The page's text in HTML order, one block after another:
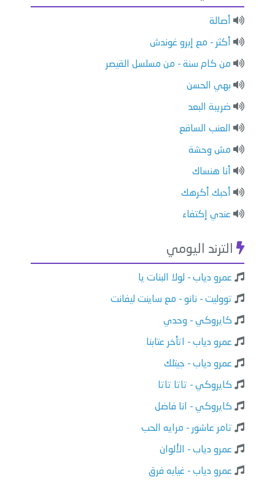
أصالة
أكثر - مع إبرو غوندش
من كام سنة - من مسلسل القيصر
بهي الحسن
ضريبة البعد
العنب الساقع
مش وحشة
أنا هنساك
أحبك أكرهك
عندي إكتفاء
الترند اليومي
عمرو دياب - لولا البنات يا
تووليت - نانو - مع ساينت ليفانت
كايروكي - وحدي
عمرو دياب - اتأخر عتابنا
عمرو دياب - جيتلك
كايروكي - تاتا تاتا
كايروكي - انا فاضل
تامر عاشور - مرايه الحب
عمرو دياب - الألوان
عمرو دياب - غيابه فرق